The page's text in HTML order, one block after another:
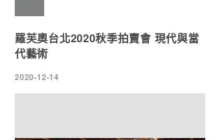
羅芙奧台北2020秋季拍賣會 現代與當
代藝術
2020-12-14